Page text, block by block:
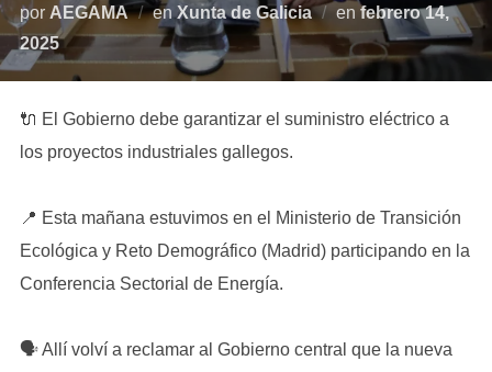
por AEGAMA enXunta de Galicia en Publicado
el
febrero 14,
2025
🔌 El Gobierno debe garantizar el suministro eléctrico a
los proyectos industriales gallegos.
📍 Esta mañana estuvimos en el Ministerio de Transición
Ecológica y Reto Demográfico (Madrid) participando en la
Conferencia Sectorial de Energía.
🗣️ Allí volví a reclamar al Gobierno central que la nueva